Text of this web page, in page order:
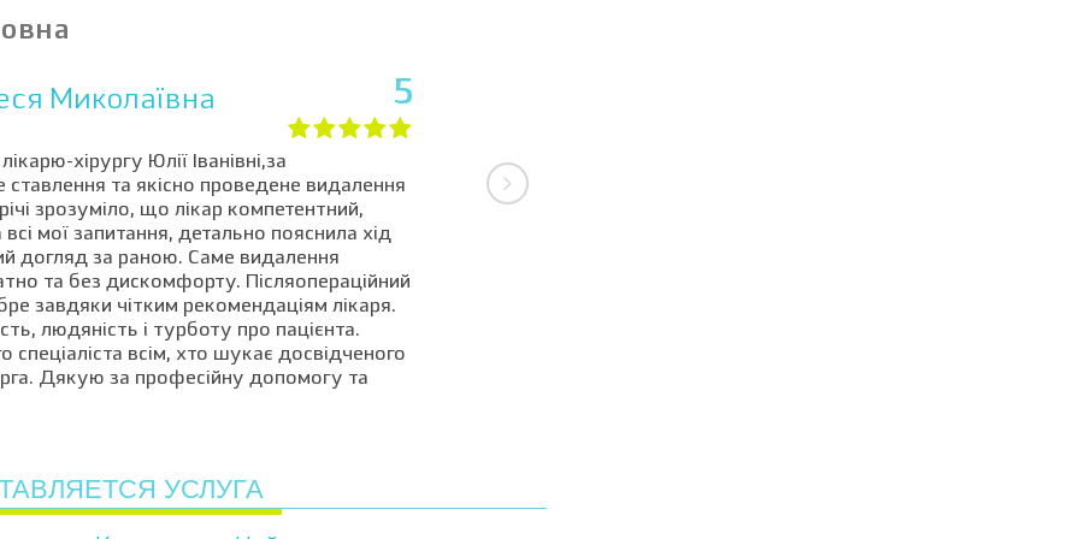
Миколаївна 5
хірургу Юлії Іванівні,за
та якісно проведене видалення
зрозуміло, що лікар компетентний,
всі мої запитання, детально пояснила хід
догляд за раною. Саме видалення
та без дискомфорту. Післяопераційний
завдяки чітким рекомендаціям лікаря.
людяність і турботу про пацієнта.
всім, хто шукає досвідченого
Дякую за професійну допомогу та
УСЛУГА